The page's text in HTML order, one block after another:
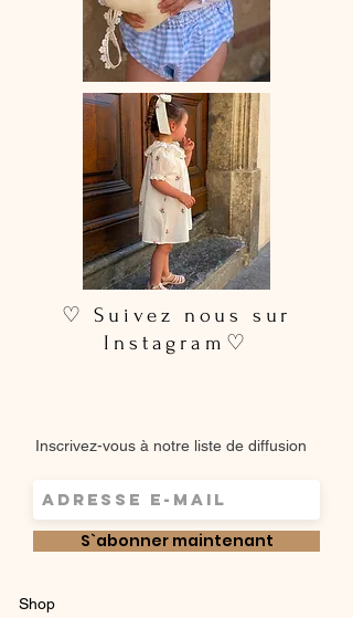
♡ Suivez nous sur
Instagram♡
Inscrivez-vous à notre liste de diffusion
S`abonner maintenant
Shop